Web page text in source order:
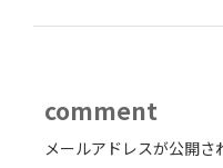
comment
メールアドレスが公開さ